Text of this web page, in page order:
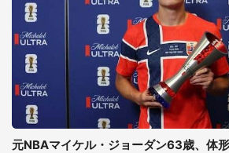
元NBAマイケル・ジョーダン63歳、体